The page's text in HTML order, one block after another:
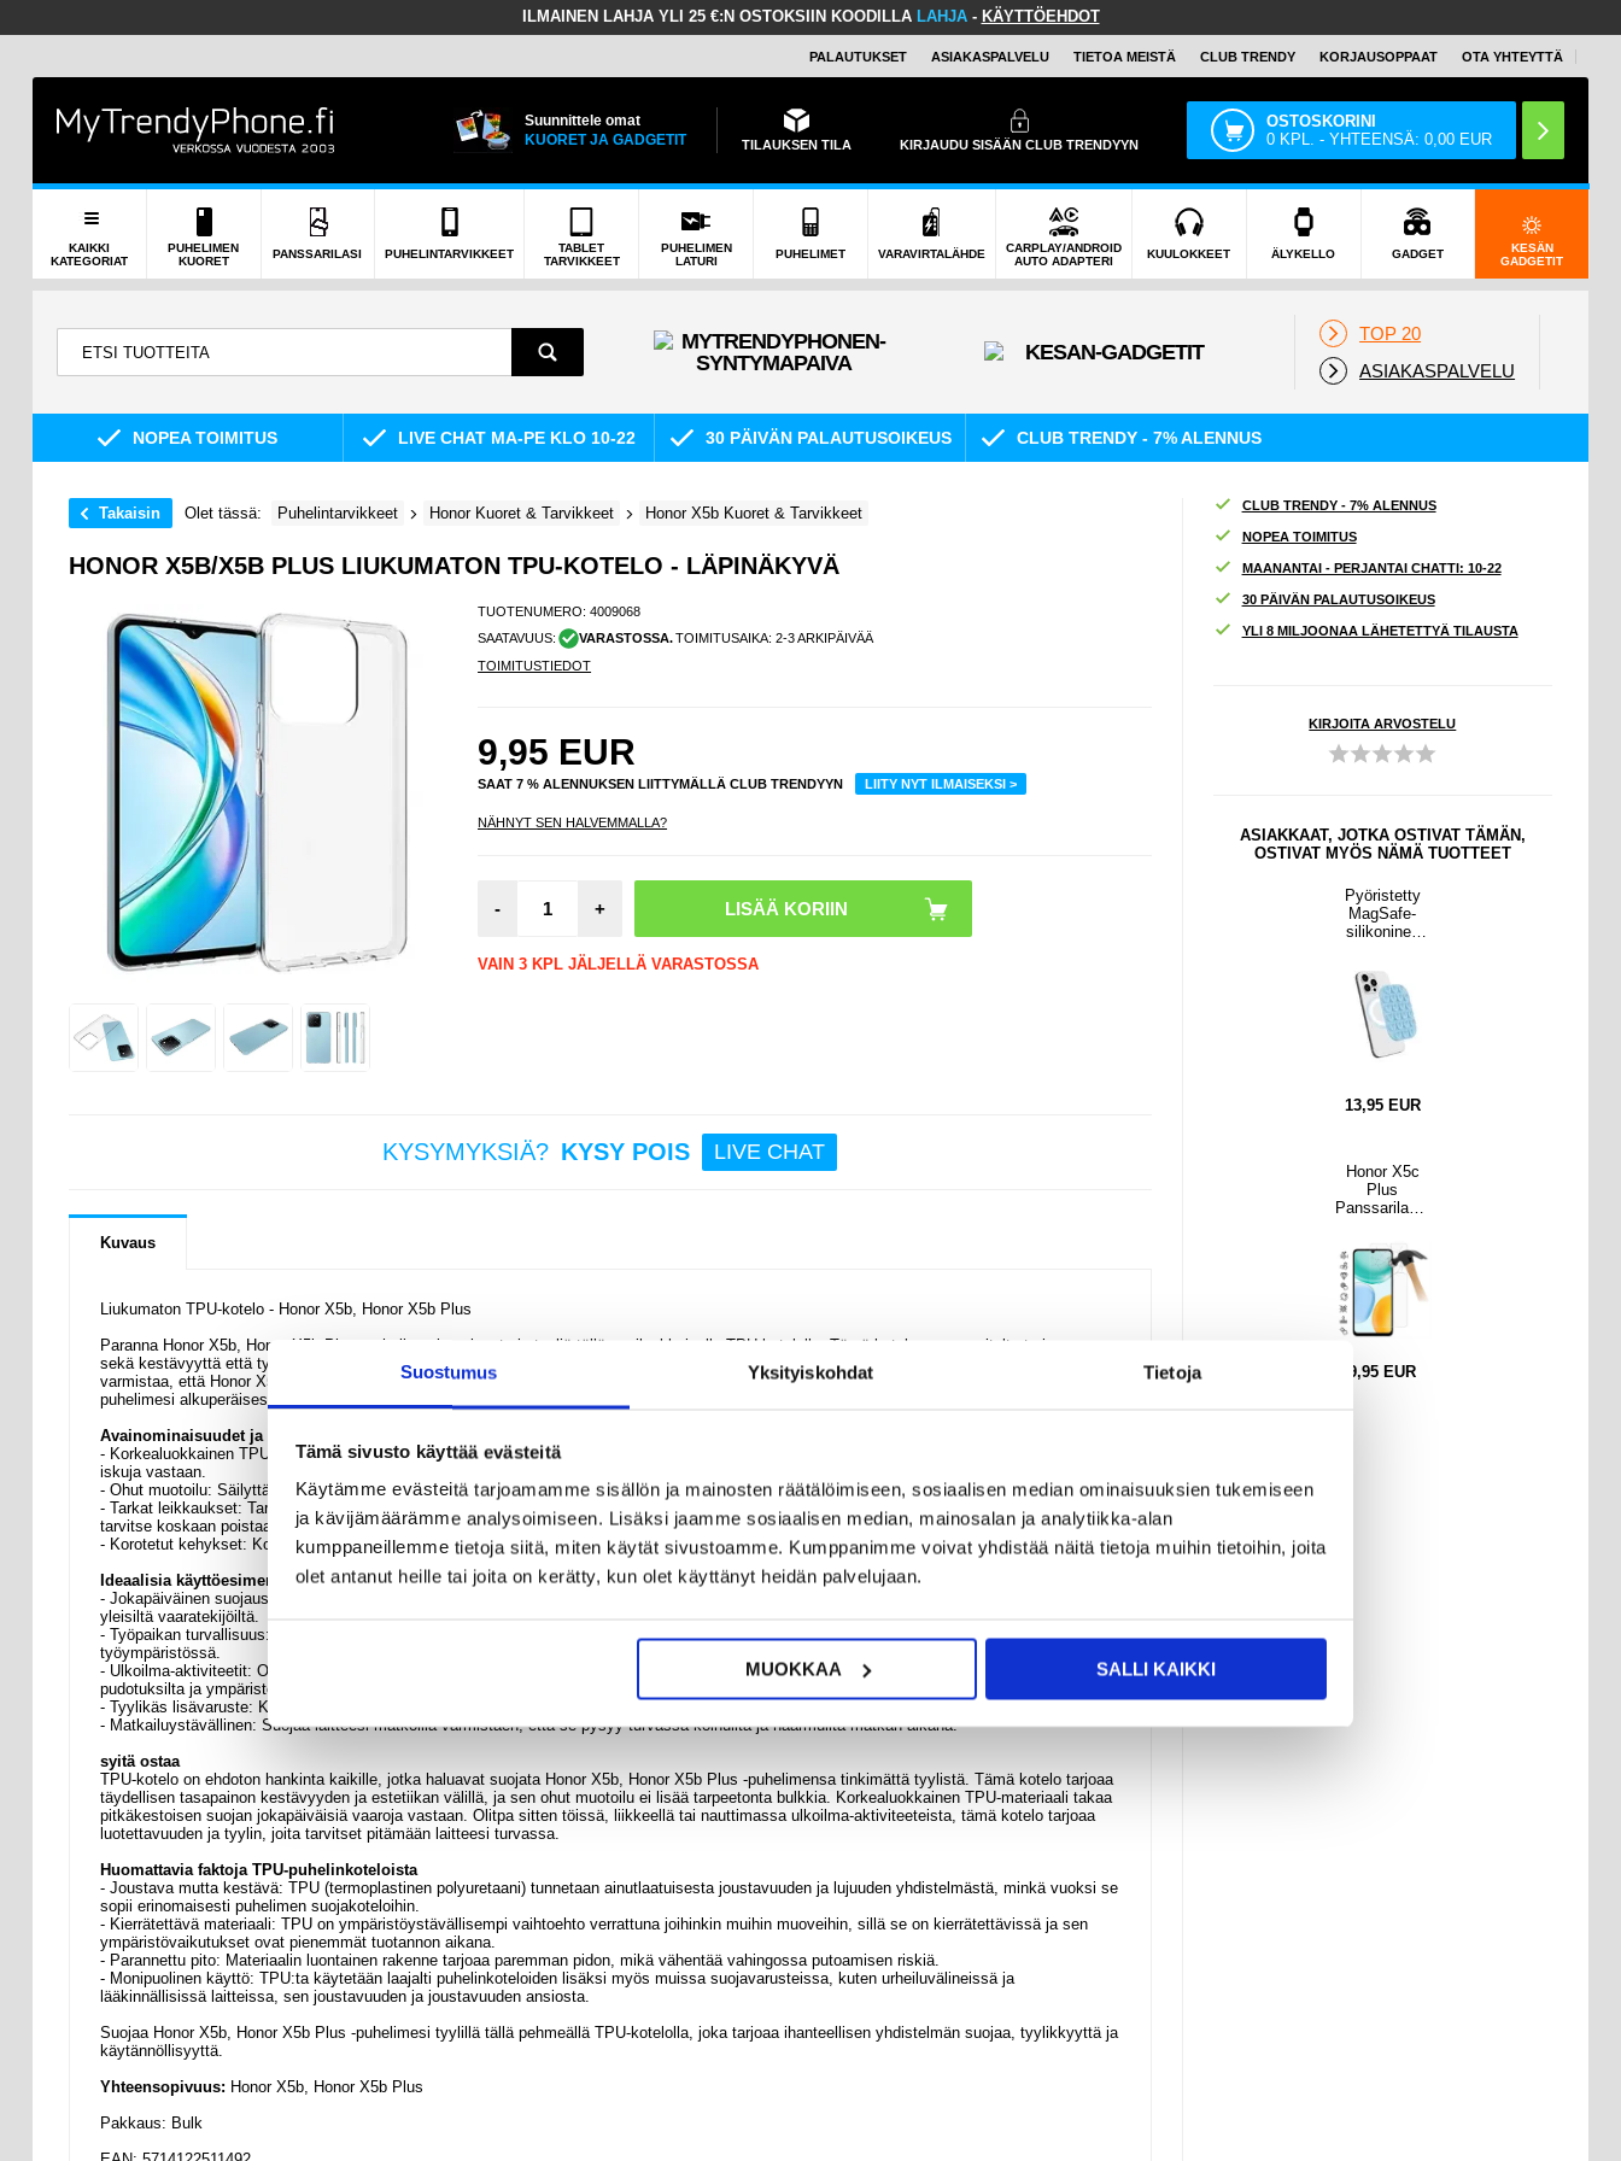
Suostumus Yksityiskohdat Tietoja
Tämä sivusto käyttää evästeitä
Käytämme evästeitä tarjoamamme sisällön ja mainosten räätälöimiseen, sosiaalisen median ominaisuuksien tukemiseen
ja kävijämäärämme analysoimiseen. Lisäksi jaamme sosiaalisen median, mainosalan ja analytiikka-alan
kumppaneillemme tietoja siitä, miten käytät sivustoamme. Kumppanimme voivat yhdistää näitä tietoja muihin tietoihin, joita
olet antanut heille tai joita on kerätty, kun olet käyttänyt heidän palvelujaan.
MUOKKAA SALLI KAIKKI
ILMAINEN LAHJA YLI 25 €:N OSTOKSIIN KOODILLA LAHJA- KÄYTTÖEHDOT
PALAUTUKSET ASIAKASPALVELU TIETOA MEISTÄ CLUB TRENDY KORJAUSOPPAAT OTA YHTEYTTÄ
Suunnittele omat
KUORET JA GADGETIT
TILAUKSEN TILA KIRJAUDU SISÄÄN CLUB TRENDYYN
OSTOSKORINI
0 KPL. - YHTEENSÄ:0,00 EUR
KAIKKI
KATEGORIAT
PUHELIMEN
KUORET
PANSSARILASI PUHELINTARVIKKEET
TABLET
TARVIKKEET
PUHELIMEN
LATURI
PUHELIMET VARAVIRTALÄHDE
CARPLAY/ANDROID
AUTO ADAPTERI
KUULOKKEET ÄLYKELLO GADGET
KESÄN
GADGETIT
TOP 20
ASIAKASPALVELU
NOPEA TOIMITUS LIVE CHAT MA-PE KLO 10-22 30 PÄIVÄN PALAUTUSOIKEUS CLUB TRENDY - 7% ALENNUS
Takaisin Olet tässä: Puhelintarvikkeet Honor Kuoret & Tarvikkeet Honor X5b Kuoret & Tarvikkeet
HONOR X5B/X5B PLUS LIUKUMATON TPU-KOTELO - LÄPINÄKYVÄ
TUOTENUMERO:4009068
SAATAVUUS:
VARASTOSSA.TOIMITUSAIKA: 2-3 ARKIPÄIVÄÄ
TOIMITUSTIEDOT
9,95 EUR
SAAT 7 % ALENNUKSEN LIITTYMÄLLÄ CLUB TRENDYYN LIITY NYT ILMAISEKSI >
NÄHNYT SEN HALVEMMALLA?
- +
VAIN 3 KPL JÄLJELLÄ VARASTOSSA
KYSYMYKSIÄ? KYSY POIS LIVE CHAT
Kuvaus
Liukumaton TPU-kotelo - Honor X5b, Honor X5b Plus
Paranna Honor X5b, Honor X5b Plus -puhelimesi suojausta ja tyyliä tällä ensiluokkaisella TPU-kotelolla. Tämä kotelo on suunniteltu tarjoamaan
sekä kestävyyttä että tyylikästä estetiikkaa, ja se on täydellinen kumppani Honor X5b, Honor X5b Plus:lle. Sen korkealaatuinen TPU-rakenne
varmistaa, että Honor X5b, Honor X5b Plus on suojattu päivittäiseltä kulutukselta, ja sen ohut profiili lisää vain vähän tilaa, jotta voit nauttia
puhelimesi alkuperäisestä tuntumasta.
Avainominaisuudet ja tekniset tiedot
- Korkealuokkainen TPU-materiaali: Joustavasta ja kestävästä TPU:sta valmistettu kotelo tarjoaa erinomaisen suojan pudotuksia, naarmuja ja
iskuja vastaan.
- Ohut muotoilu: Säilyttää Honor X5b, Honor X5b Plus:n tyylikkään ja kevyen muotoilun, mikä takaa helpon käsittelyn ja siirrettävyyden.
- Tarkat leikkaukset: Tarkasti sijoitetut leikkaukset takaavat saumattoman pääsyn kaikkiin portteihin, painikkeisiin ja kameraan, joten koteloa ei
tarvitse koskaan poistaa.
- Korotetut kehykset: Korotetut reunat näytön ja kameran ympärillä antavat lisäsuojaa naarmuilta ja suorilta iskuilta tasaisilla pinnoilla.
Ideaalisia käyttöesimerkkejä
- Jokapäiväinen suojaus: Täydellinen päivittäiseen käyttöön, suojaa Honor X5b, Honor X5b Plus:ää naarmuilta, pieniltä pudotuksilta ja muilta
yleisiltä vaaratekijöiltä.
- Työpaikan turvallisuus: Ihanteellinen ammattilaisille, jotka tarvitsevat luotettavan kotelon, joka suojaa puhelinta kiireisessä tai vaativassa
työympäristössä.
- Ulkoilma-aktiviteetit: Ota Honor X5b, Honor X5b Plus mukaasi ulkoseikkailuihin tietäen, että se on hyvin suojattu vahingossa tapahtuvilta
pudotuksilta ja ympäristön elementeiltä.
- Tyylikäs lisävaruste: Käytä koteloa täydentämään henkilökohtaista tyyliäsi ja lisää älypuhelimeesi ripauksen tyylikkyyttä.
- Matkailuystävällinen: Suojaa laitteesi matkoilla varmistaen, että se pysyy turvassa kolhuilta ja naarmuilta matkan aikana.
syitä ostaa
TPU-kotelo on ehdoton hankinta kaikille, jotka haluavat suojata Honor X5b, Honor X5b Plus -puhelimensa tinkimättä tyylistä. Tämä kotelo tarjoaa
täydellisen tasapainon kestävyyden ja estetiikan välillä, ja sen ohut muotoilu ei lisää tarpeetonta bulkkia. Korkealuokkainen TPU-materiaali takaa
pitkäkestoisen suojan jokapäiväisiä vaaroja vastaan. Olitpa sitten töissä, liikkeellä tai nauttimassa ulkoilma-aktiviteeteista, tämä kotelo tarjoaa
luotettavuuden ja tyylin, joita tarvitset pitämään laitteesi turvassa.
Huomattavia faktoja TPU-puhelinkoteloista
- Joustava mutta kestävä: TPU (termoplastinen polyuretaani) tunnetaan ainutlaatuisesta joustavuuden ja lujuuden yhdistelmästä, minkä vuoksi se
sopii erinomaisesti puhelimen suojakoteloihin.
- Kierrätettävä materiaali: TPU on ympäristöystävällisempi vaihtoehto verrattuna joihinkin muihin muoveihin, sillä se on kierrätettävissä ja sen
ympäristövaikutukset ovat pienemmät tuotannon aikana.
- Parannettu pito: Materiaalin luontainen rakenne tarjoaa paremman pidon, mikä vähentää vahingossa putoamisen riskiä.
- Monipuolinen käyttö: TPU:ta käytetään laajalti puhelinkoteloiden lisäksi myös muissa suojavarusteissa, kuten urheiluvälineissä ja
lääkinnällisissä laitteissa, sen joustavuuden ja joustavuuden ansiosta.
Suojaa Honor X5b, Honor X5b Plus -puhelimesi tyylillä tällä pehmeällä TPU-kotelolla, joka tarjoaa ihanteellisen yhdistelmän suojaa, tyylikkyyttä ja
käytännöllisyyttä.
Yhteensopivuus: Honor X5b, Honor X5b Plus
Pakkaus: Bulk
CLUB TRENDY - 7% ALENNUS
NOPEA TOIMITUS
MAANANTAI - PERJANTAI CHATTI: 10-22
30 PÄIVÄN PALAUTUSOIKEUS
YLI 8 MILJOONAA LÄHETETTYÄ TILAUSTA
KIRJOITA ARVOSTELU
ASIAKKAAT, JOTKA OSTIVAT TÄMÄN,
OSTIVAT MYÖS NÄMÄ TUOTTEET
Pyöristetty
MagSafe-
silikoninen
e puhelimelle
–
vaaleansinine
n
13,95 EUR
Honor X5c
Plus
Panssarilasi -
Friendly -
läpinäkyvää
9,95 EUR